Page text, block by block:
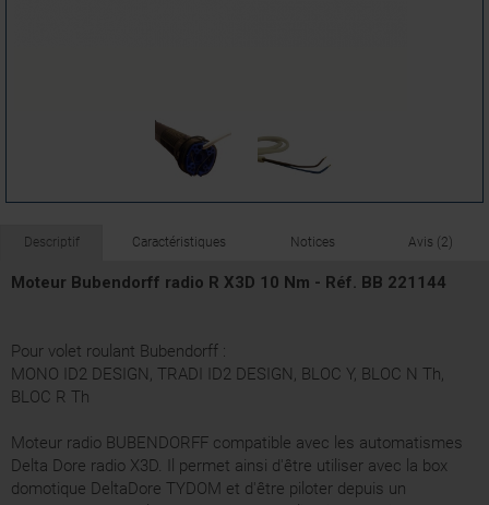
Descriptif Caractéristiques Notices Avis (2)
Moteur Bubendorff radio R X3D 10 Nm - Réf. BB 221144
Pour volet roulant Bubendorff :
MONO ID2 DESIGN, TRADI ID2 DESIGN, BLOC Y, BLOC N Th,
BLOC R Th
Moteur radio BUBENDORFF compatible avec les automatismes
Delta Dore radio X3D. Il permet ainsi d'être utiliser avec la box
domotique DeltaDore TYDOM et d'être piloter depuis un